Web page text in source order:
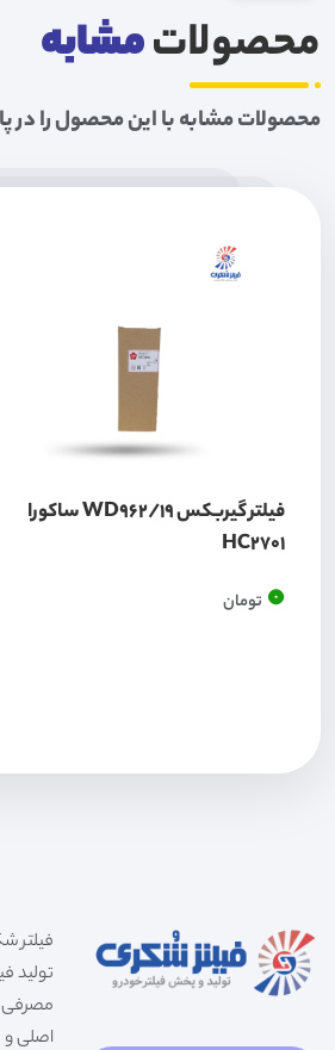
محصولاتمشابه
محصولات مشابه با این محصول را در
فیلتر گیربکس WD962/19 ساکورا
HC2701
0 تومان
تولید
مصرفی
اصلی و